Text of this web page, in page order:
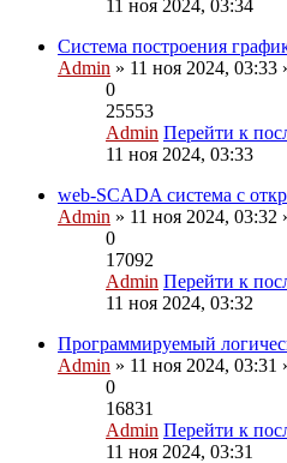
11 ноя 2024, 03:34
Система построения
Admin » 11 ноя 2024, 03:33
0
25553
Admin Перейти к
11 ноя 2024, 03:33
web-SCADA система с
Admin » 11 ноя 2024, 03:32
0
17092
Admin Перейти к
11 ноя 2024, 03:32
Программируемый
Admin » 11 ноя 2024, 03:31
0
16831
Admin Перейти к
11 ноя 2024, 03:31